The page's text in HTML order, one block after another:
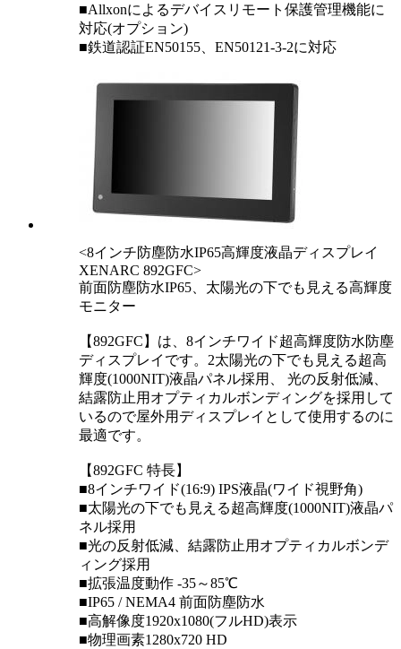
■Allxonによるデバイスリモート保護管理機能に
対応(オプション)
■鉄道認証EN50155、EN50121-3-2に対応
<8インチ防塵防水IP65高輝度液晶ディスプレイ
XENARC 892GFC>
前面防塵防水IP65、太陽光の下でも見える高輝度
モニター
【892GFC】は、8インチワイド超高輝度防水防塵
ディスプレイです。2太陽光の下でも見える超高
輝度(1000NIT)液晶パネル採用、 光の反射低減、
結露防止用オプティカルボンディングを採用して
いるので屋外用ディスプレイとして使用するのに
最適です。
【892GFC 特長】
■8インチワイド(16:9) IPS液晶(ワイド視野角)
■太陽光の下でも見える超高輝度(1000NIT)液晶パ
ネル採用
■光の反射低減、結露防止用オプティカルボンデ
ィング採用
■拡張温度動作 -35～85℃
■IP65 / NEMA4 前面防塵防水
■高解像度1920x1080(フルHD)表示
■物理画素1280x720 HD